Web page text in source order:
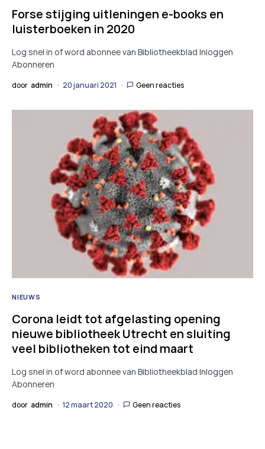
Forse stijging uitleningen e-books en
luisterboeken in 2020
Log snel in of word abonnee van Bibliotheekblad Inloggen
Abonneren
door admin 20 januari 2021 Geen reacties
NIEUWS
Corona leidt tot afgelasting opening
nieuwe bibliotheek Utrecht en sluiting
veel bibliotheken tot eind maart
Log snel in of word abonnee van Bibliotheekblad Inloggen
Abonneren
door admin 12 maart 2020 Geen reacties